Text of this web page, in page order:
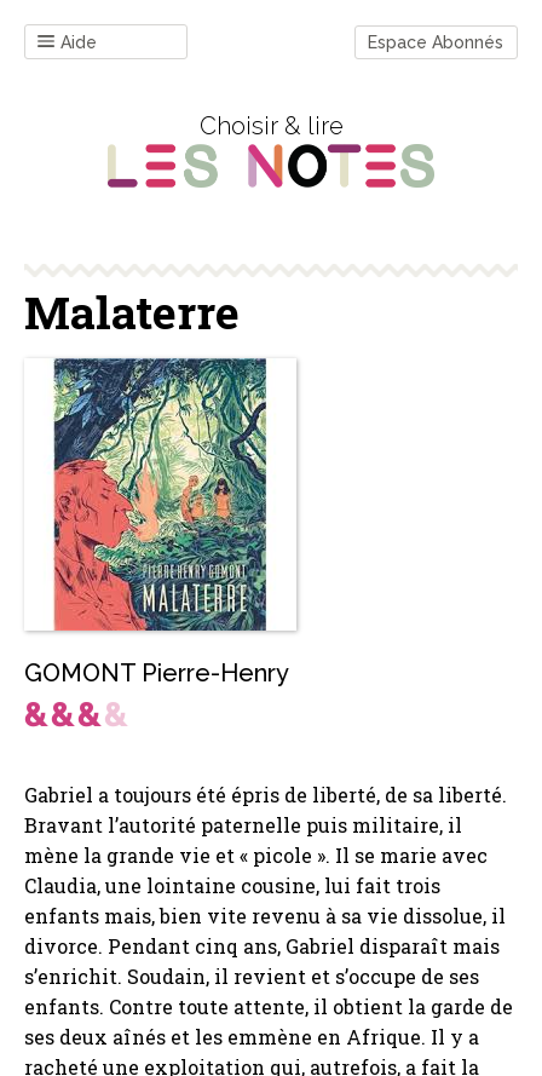
Aide Espace Abonnés
Choisir & lire
Malaterre
GOMONT Pierre-Henry
Gabriel a toujours été épris de liberté, de sa liberté.
Bravant l’autorité paternelle puis militaire, il
mène la grande vie et « picole ». Il se marie avec
Claudia, une lointaine cousine, lui fait trois
enfants mais, bien vite revenu à sa vie dissolue, il
divorce. Pendant cinq ans, Gabriel disparaît mais
s’enrichit. Soudain, il revient et s’occupe de ses
enfants. Contre toute attente, il obtient la garde de
ses deux aînés et les emmène en Afrique. Il y a
racheté une exploitation qui, autrefois, a fait la